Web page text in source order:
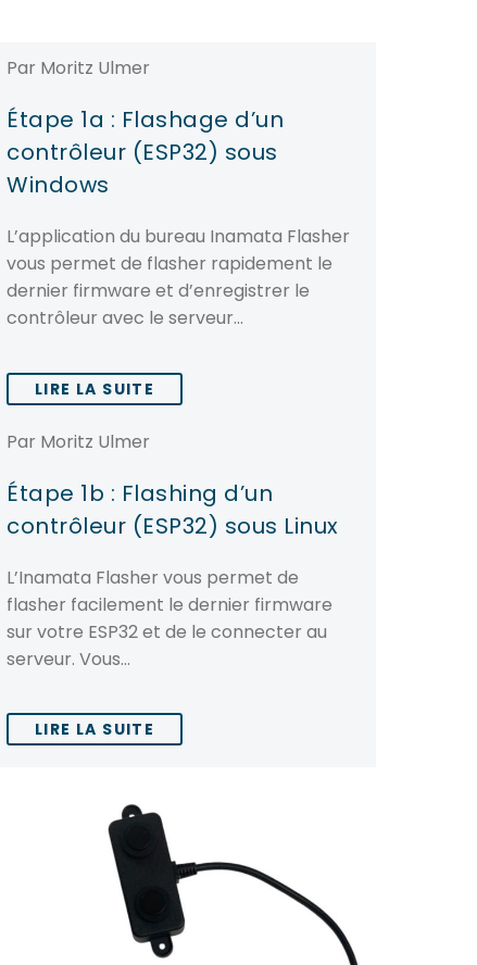
Par Moritz Ulmer
Étape 1a : Flashage d’un
contrôleur (ESP32) sous
Windows
L’application du bureau Inamata Flasher
vous permet de flasher rapidement le
dernier firmware et d’enregistrer le
contrôleur avec le serveur…
LIRE LA SUITE
Par Moritz Ulmer
Étape 1b : Flashing d’un
contrôleur (ESP32) sous Linux
L’Inamata Flasher vous permet de
flasher facilement le dernier firmware
sur votre ESP32 et de le connecter au
serveur. Vous…
LIRE LA SUITE